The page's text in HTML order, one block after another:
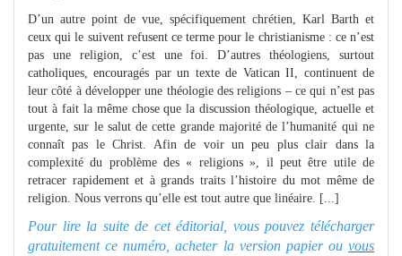
D’un autre point de vue, spécifiquement chrétien, Karl Barth et
ceux qui le suivent refusent ce terme pour le christianisme : ce n’est
pas une religion, c’est une foi. D’autres théologiens, surtout
catholiques, encouragés par un texte de Vatican II, continuent de
leur côté à développer une théologie des religions – ce qui n’est pas
tout à fait la même chose que la discussion théologique, actuelle et
urgente, sur le salut de cette grande majorité de l’humanité qui ne
connaît pas le Christ. Afin de voir un peu plus clair dans la
complexité du problème des « religions », il peut être utile de
retracer rapidement et à grands traits l’histoire du mot même de
religion. Nous verrons qu’elle est tout autre que linéaire. [...]
Pour lire la suite de cet éditorial, vous pouvez télécharger
gratuitement ce numéro, acheter la version papier ou vous